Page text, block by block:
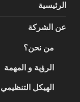
الرئيسية
عن الشركة
من نحن؟
الرؤية و المهمة
الهيكل التنظيمي